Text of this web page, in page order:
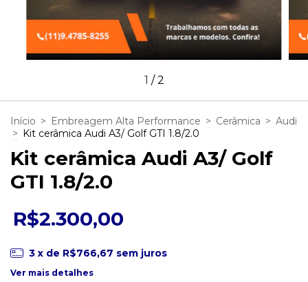
1 /2
Início > Embreagem Alta Performance > Cerâmica > Audi
> Kit cerâmica Audi A3/ Golf GTI 1.8/2.0
Kit cerâmica Audi A3/ Golf
GTI 1.8/2.0
R$2.300,00
3 x de R$766,67 sem juros
Ver mais detalhes